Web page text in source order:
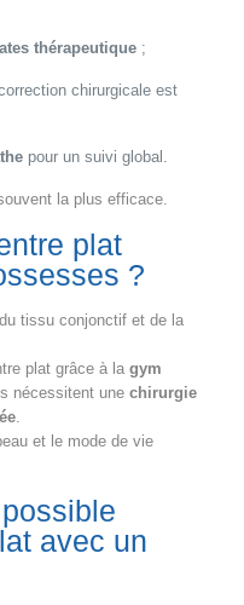
thérapeutique;
chirurgicale est
pour un suivi global.
la plus efficace.
plat
?
tissu conjonctif et de la
plat grâce à la gym
nécessitent une chirurgie
.
et le mode de vie
avec un